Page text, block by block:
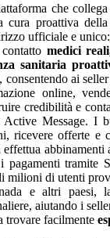
che
cura proattiva
ufficiale e unico:
medici
sanitaria
ai
online,
credibilità e
Message. I
ricevere offerte e
abbinamenti
pagamenti tramite
milioni di utenti
e altri paesi,
aiutando i
trovare facilmente